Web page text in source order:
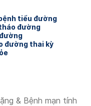
tiểu đường
đường
đường thai kỳ
& Bệnh mạn tính